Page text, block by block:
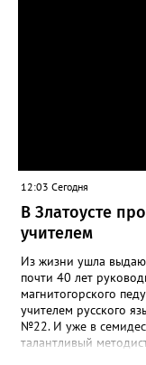
12:03 Сегодня
В Златоусте
учителем
Из жизни ушла
почти 40 лет
магнитогорского
учителем русского
№22. И уже в
талантливый